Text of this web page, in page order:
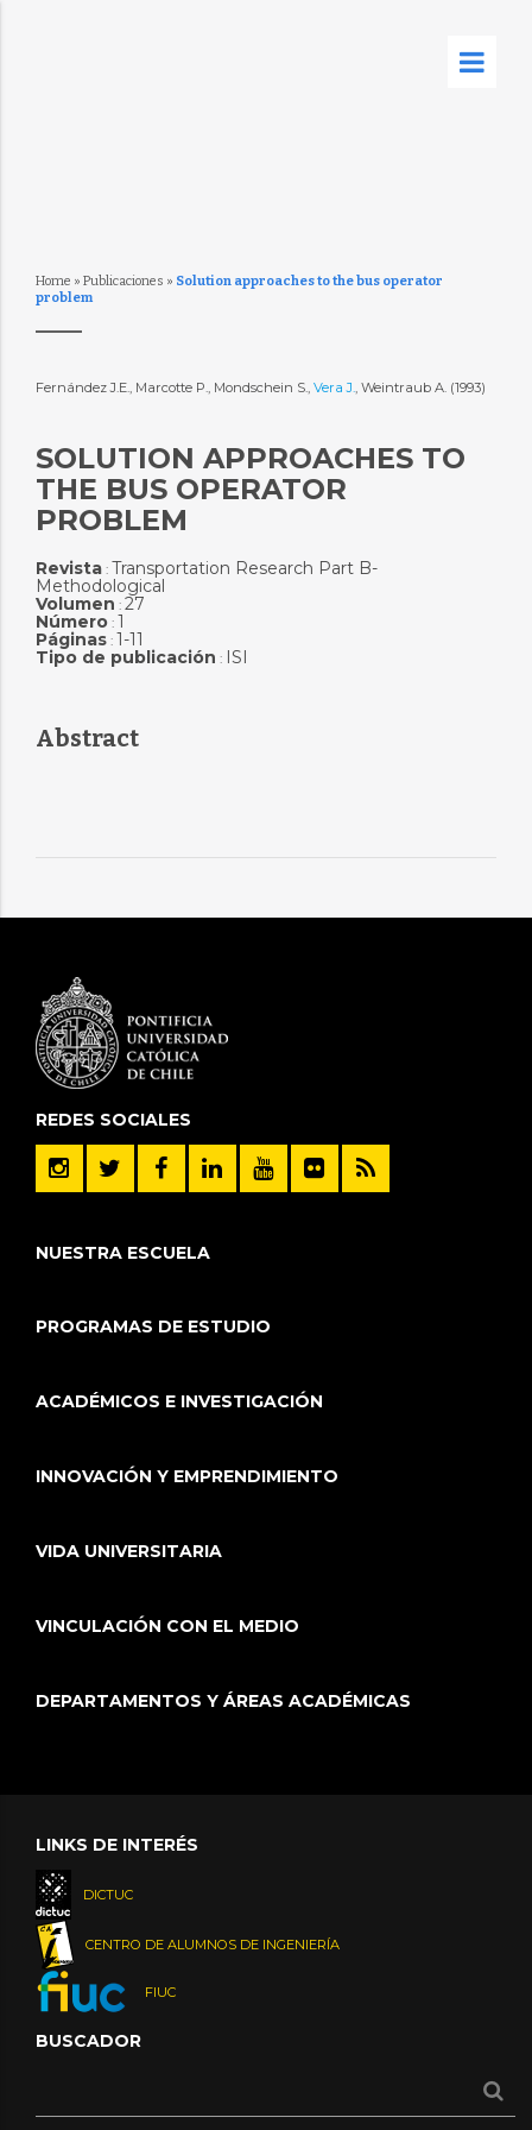
Home » Publicaciones » Solution approaches to the bus operator
problem
Fernández J.E., Marcotte P., Mondschein S., Vera J., Weintraub A. (1993)
SOLUTION APPROACHES TO
THE BUS OPERATOR
PROBLEM
Revista: Transportation Research Part B-
Methodological
Volumen : 27
Número: 1
Páginas: 1-11
Tipo de publicación : ISI
Abstract
REDES SOCIALES
NUESTRA ESCUELA
PROGRAMAS DE ESTUDIO
ACADÉMICOS E INVESTIGACIÓN
INNOVACIÓN Y EMPRENDIMIENTO
VIDA UNIVERSITARIA
VINCULACIÓN CON EL MEDIO
DEPARTAMENTOS Y ÁREAS ACADÉMICAS
LINKS DE INTERÉS
DICTUC
CENTRO DE ALUMNOS DE INGENIERÍA
FIUC
BUSCADOR